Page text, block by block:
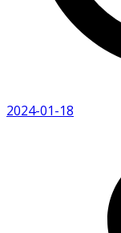
2024-01-18